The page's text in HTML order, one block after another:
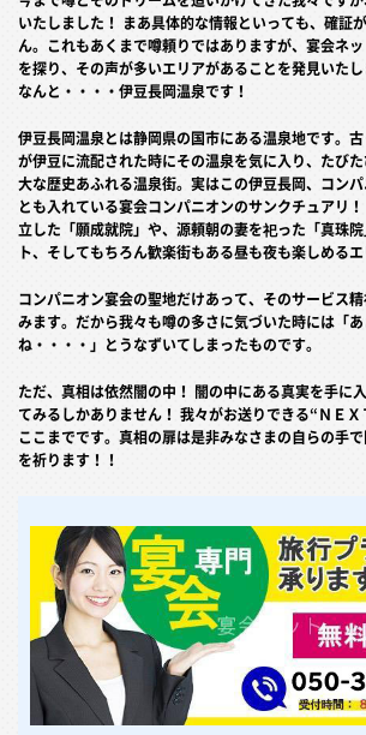
いたしました！ まあ具体的な情報といっても、確証
ん。これもあくまで噂頼りではありますが、宴会ネ
を探り、その声が多いエリアがあることを発見いた
なんと・・・・伊豆長岡温泉です！
伊豆長岡温泉とは静岡県の国市にある温泉地です。
が伊豆に流配された時にその温泉を気に入り、たび
大な歴史あふれる温泉街。実はこの伊豆長岡、コン
とも入れている宴会コンパニオンのサンクチュアリ
立した「願成就院」や、源頼朝の妻を祀った「真珠
ト、そしてもちろん歓楽街もある昼も夜も楽しめるエ
コンパニオン宴会の聖地だけあって、そのサービス
みます。だから我々も噂の多さに気づいた時には「
ね・・・・」とうなずいてしまったものです。
ただ、真相は依然闇の中！ 闇の中にある真実を手に
てみるしかありません！ 我々がお送りできる“ＮＥ
ここまでです。真相の扉は是非みなさまの自らの手
を祈ります！！